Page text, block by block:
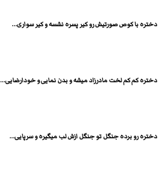
دختره با کوص صورتیش رو کیر پسره نشسه و کیر سواری...
دختره کم کم لخت مادرزاد میشه و بدن نمایی و خودارضایی...
دختره رو برده جنگل تو جنگل ازش لب میگیره و سرپایی...